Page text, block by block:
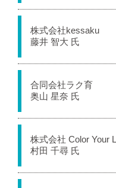
株式会社kessaku
藤井 智大 氏
合同会社ラク育
奥山 星奈 氏
株式会社 Color Your
村田 千尋 氏